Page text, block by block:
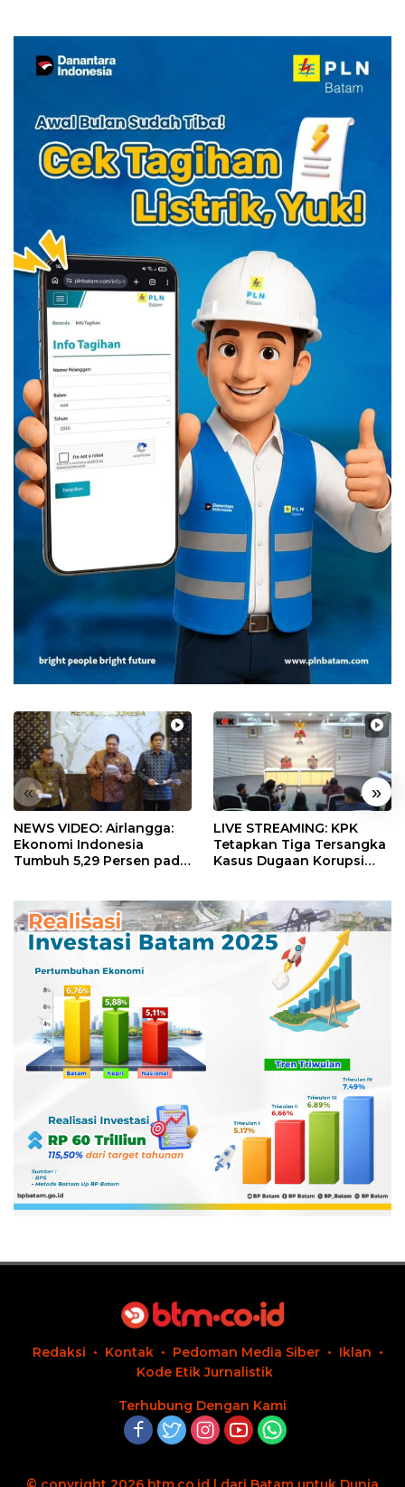
« »
NEWS VIDEO: Airlangga:
Ekonomi Indonesia
Tumbuh 5,29 Persen pada
LIVE STREAMING: KPK
Tetapkan Tiga Tersangka
Kasus Dugaan Korupsi
Redaksi Kontak Pedoman Media Siber
Iklan
Kode Etik Jurnalistik
Terhubung Dengan Kami